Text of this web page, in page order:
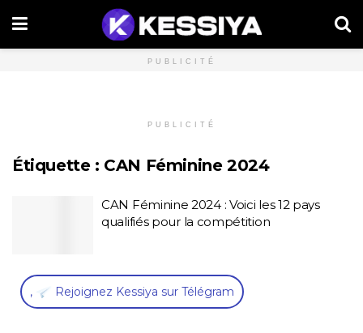
PUBLICITÉ
PUBLICITÉ
Étiquette : CAN Féminine 2024
CAN Féminine 2024 : Voici les 12 pays
qualifiés pour la compétition
, Rejoignez Kessiya sur Télégram